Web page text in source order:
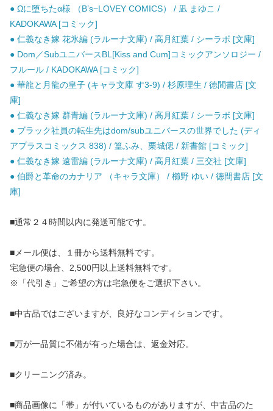
● Ωに堕ちたα様 （B’s−LOVEY COMICS） / 凪 まゆこ /
KADOKAWA [コミック]
● 仁義なき嫁 花氷編 (ラルーナ文庫) / 高月紅葉 / シーラボ [文庫]
● Dom／SubユニバースBL[Kiss and Cum]コミックアンソロジー /
フルール / KADOKAWA [コミック]
● 華龍と月龍の皇子 (キャラ文庫 す3-9) / 杉原理生 / 徳間書店 [文
庫]
● 仁義なき嫁 群青編 (ラルーナ文庫) / 高月紅葉 / シーラボ [文庫]
● ブラック社員の転生先はdom/subユニバースの世界でした (ディ
アプラスコミックス 838) / 篁ふみ、栗城偲 / 新書館 [コミック]
● 仁義なき嫁 遠雷編 (ラルーナ文庫) / 高月紅葉 / 三交社 [文庫]
● 伯爵と革命のカナリア （キャラ文庫） / 櫛野 ゆい / 徳間書店 [文
庫]
■通常２４時間以内に発送可能です。
■メール便は、１冊から送料無料です。
宅急便の場合、2,500円以上送料無料です。
※「代引き」ご希望の方は宅急便をご選択下さい。
■中古品ではございますが、良好なコンディションです。
■万が一品質に不備が有った場合は、返金対応。
■クリーニング済み。
■商品画像に「帯」が付いているものがありますが、中古品のた